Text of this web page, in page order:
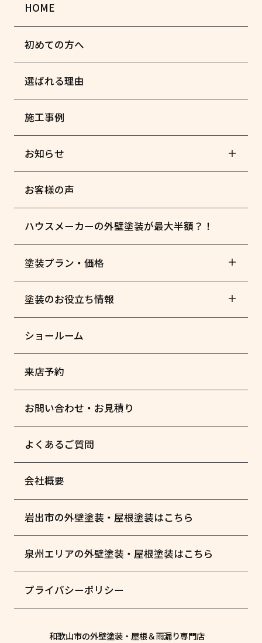
HOME
初めての方へ
選ばれる理由
施工事例
お知らせ
お客様の声
ハウスメーカーの外壁塗装が最大半額？！
塗装プラン・価格
塗装のお役立ち情報
ショールーム
来店予約
お問い合わせ・お見積り
よくあるご質問
会社概要
岩出市の外壁塗装・屋根塗装はこちら
泉州エリアの外壁塗装・屋根塗装はこちら
プライバシーポリシー
和歌山市の外壁塗装・屋根＆雨漏り専門店